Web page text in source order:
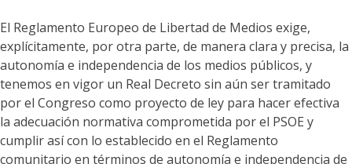
El Reglamento Europeo de Libertad de Medios exige,
explícitamente, por otra parte, de manera clara y precisa, la
autonomía e independencia de los medios públicos, y
tenemos en vigor un Real Decreto sin aún ser tramitado
por el Congreso como proyecto de ley para hacer efectiva
la adecuación normativa comprometida por el PSOE y
cumplir así con lo establecido en el Reglamento
comunitario en términos de autonomía e independencia de